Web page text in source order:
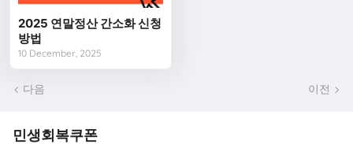
2025 연말정산 간소화 신청
방법
10 December, 2025
다음 이전
민생회복쿠폰